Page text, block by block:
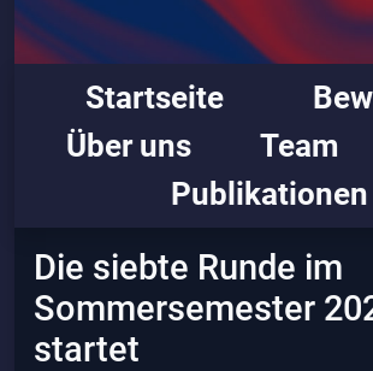
Startseite
Über uns
Team
Publikationen
Die siebte Runde im
Sommersemester
startet